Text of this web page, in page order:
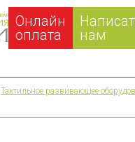
Онлайн
оплата
нам
Тактильное развивающее